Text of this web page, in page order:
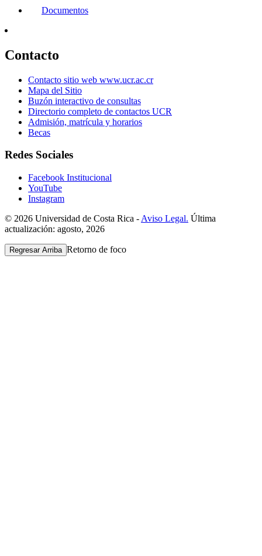
Documentos
Contacto
Contacto sitio web www.ucr.ac.cr
Mapa del Sitio
Buzón interactivo de consultas
Directorio completo de contactos UCR
Admisión, matrícula y horarios
Becas
Redes Sociales
Facebook Institucional
YouTube
Instagram
© 2026 Universidad de Costa Rica - Aviso Legal. Última
actualización: agosto, 2026
Regresar Arriba Retorno de foco